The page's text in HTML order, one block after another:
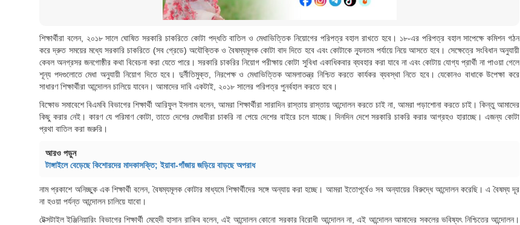
শিক্ষার্থীরা বলেন, ২০১৮ সালে ঘোষিত সরকারি চাকরিতে কোটা পদ্ধতি বাতিল ও মেধাভিত্তিক নিয়োগের পরিপত্র বহাল রাখতে হবে। ১৮-এর পরিপত্র বহাল সাপেক্ষে কমিশন গঠন
করে দ্রুত সময়ের মধ্যে সরকারি চাকরিতে (সব গ্রেডে) অযৌক্তিক ও বৈষম্যমূলক কোটা বাদ দিতে হবে এবং কোটাকে ন্যূনতম পর্যায়ে নিয়ে আসতে হবে। সেক্ষেত্রে সংবিধান অনুযায়ী
কেবল অনগ্রসর জনগোষ্ঠীর কথা বিবেচনা করা যেতে পারে। সরকারি চাকরির নিয়োগ পরীক্ষায় কোটা সুবিধা একাধিকবার ব্যবহার করা যাবে না এবং কোটায় যোগ্য প্রার্থী না পাওয়া গেলে
শূন্য পদগুলোতে মেধা অনুযায়ী নিয়োগ দিতে হবে। দুর্নীতিমুক্ত, নিরপেক্ষ ও মেধাভিত্তিক আমলাতন্ত্র নিশ্চিত করতে কার্যকর ব্যবস্থা নিতে হবে। যেকোনও বাধাকে উপেক্ষা করে
সাধারণ শিক্ষার্থীরা আন্দোলন চালিয়ে যাবেন। আমাদের দাবি একটাই, ২০১৮ সালের পরিপত্র পুনর্বহাল করতে হবে।
বিক্ষোভ সমাবেশে বিএমবি বিভাগের শিক্ষার্থী আরিফুল ইসলাম বলেন, আমরা শিক্ষার্থীরা সারাদিন রাস্তায় রাস্তায় আন্দোলন করতে চাই না, আমরা পড়াশোনা করতে চাই। কিন্তু আমাদের
কিছু করার নেই। কারণ যে পরিমাণ কোটা, তাতে দেশের মেধাবীরা চাকরি না পেয়ে দেশের বাইরে চলে যাচ্ছে। দিনদিন দেশে সরকারি চাকরি করার আগ্রহও হারাচ্ছে। এজন্য কোটা
প্রথা বাতিল করা জরুরি।
আরও পড়ুন
টাঙ্গাইলে বেড়েছে কিশোরদের মাদকাসক্তি; ইয়াবা-গাঁজায় জড়িয়ে বাড়ছে অপরাধ
নাম প্রকাশে অনিচ্ছুক এক শিক্ষার্থী বলেন, বৈষম্যমূলক কোটার মাধ্যমে শিক্ষার্থীদের সঙ্গে অন্যায় করা হচ্ছে। আমরা ইতোপূর্বেও সব অন্যায়ের বিরুদ্ধে আন্দোলন করেছি। এ বৈষম্য দূর
না হওয়া পর্যন্ত আন্দোলন চালিয়ে যাবো।
টেক্সটাইল ইঞ্জিনিয়ারিং বিভাগের শিক্ষার্থী মেহেদী হাসান রাকিব বলেন, এই আন্দোলন কোনো সরকার বিরোধী আন্দোলন না, এই আন্দোলন আমাদের সকলের ভবিষ্যৎ নিশ্চিতের আন্দোলন।